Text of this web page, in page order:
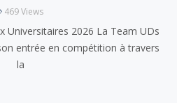
469Views
Universitaires 2026 La Team UDs
entrée en compétition à travers
la